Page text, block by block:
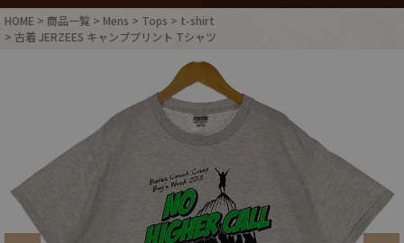
ログイン・会員登録
マイページ
ご利用ガイド International Shipping
店舗紹介
HOME 商品一覧 Mens Tops
t-shirt
古着 JERZEES キャンププリント Tシャツ